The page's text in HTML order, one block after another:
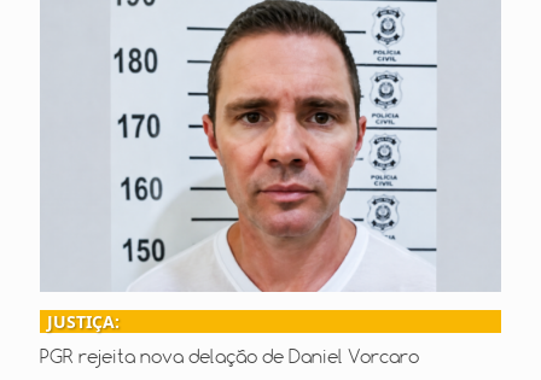
JUSTIÇA:
PGR rejeita nova delação de Daniel Vorcaro